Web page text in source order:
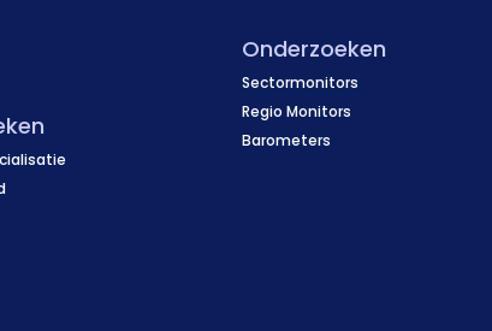
Onderzoeken
Sectormonitors
Regio Monitors
Barometers